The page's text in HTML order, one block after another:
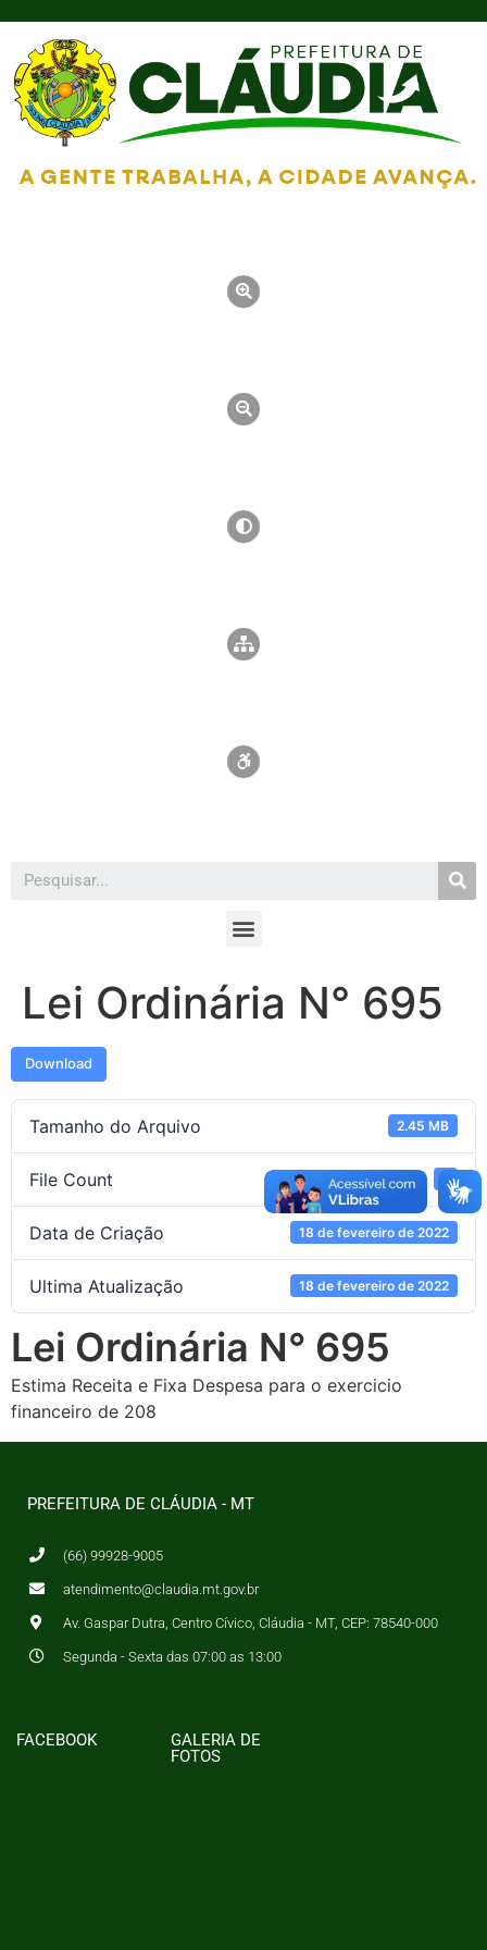
Lei Ordinária N° 695
Download
Tamanho do Arquivo 2.45 MB
File Count 1
Data de Criação 18 de fevereiro de 2022
Ultima Atualização 18 de fevereiro de 2022
Lei Ordinária N° 695
Estima Receita e Fixa Despesa para o exercicio
financeiro de 208
PREFEITURA DE CLÁUDIA - MT
(66) 99928-9005
atendimento@claudia.mt.gov.br
Av. Gaspar Dutra, Centro Cívico, Cláudia - MT, CEP: 78540-000
Segunda - Sexta das 07:00 as 13:00
FACEBOOK
GALERIA DE
FOTOS